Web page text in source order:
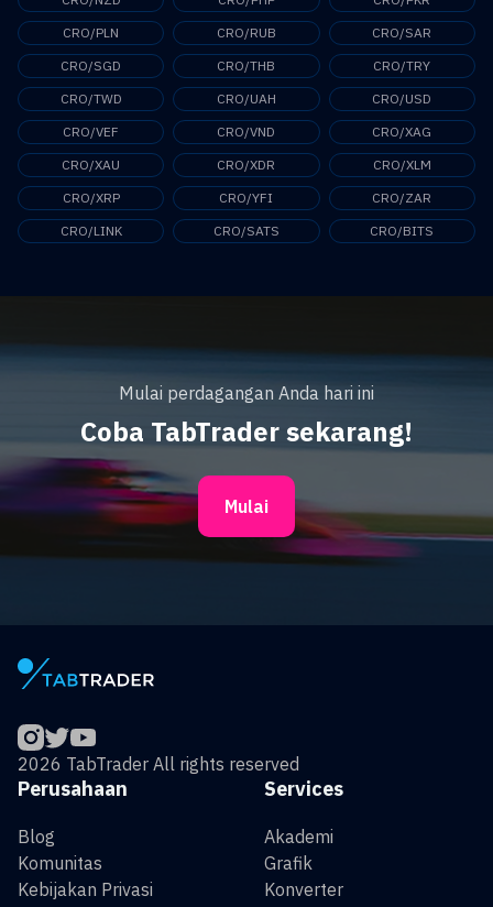
CRO/PLN
CRO/RUB
CRO/SAR
CRO/SGD
CRO/THB
CRO/TRY
CRO/TWD
CRO/UAH
CRO/USD
CRO/VEF
CRO/VND
CRO/XAG
CRO/XAU
CRO/XDR
CRO/XLM
CRO/XRP
CRO/YFI
CRO/ZAR
CRO/LINK
CRO/SATS CRO/BITS
Mulai perdagangan Anda hari ini
Coba TabTrader sekarang!
Mulai
2026 TabTrader All rights reserved
Services
Akademi
Grafik
Konverter
Perusahaan
Blog
Komunitas
Kebijakan Privasi